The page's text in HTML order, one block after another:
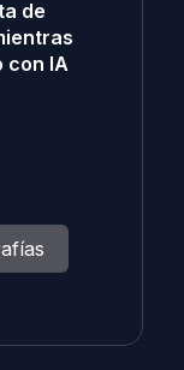
de
con IA